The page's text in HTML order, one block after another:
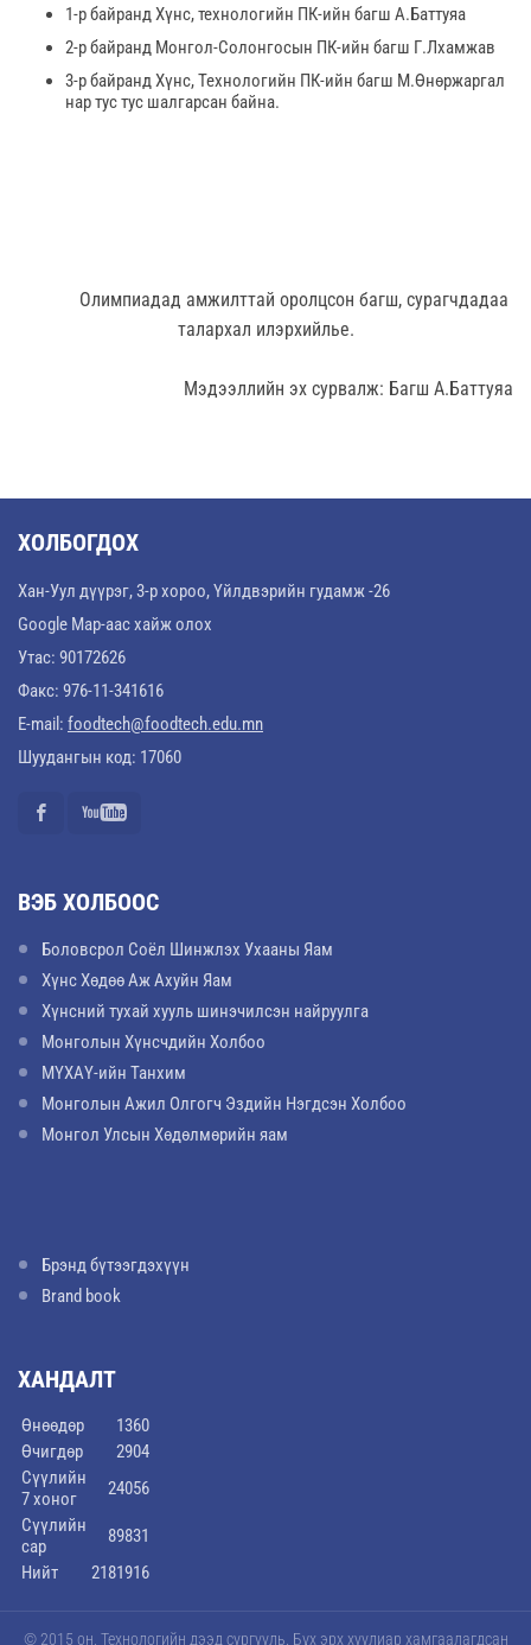
1-р байранд Хүнс, технологийн ПК-ийн багш А.Баттуяа
2-р байранд Монгол-Солонгосын ПК-ийн багш Г.Лхамжав
3-р байранд Хүнс, Технологийн ПК-ийн багш М.Өнөржаргал
нар тус тус шалгарсан байна.
Олимпиадад амжилттай оролцсон багш, сурагчдадаа
талархал илэрхийлье.
Мэдээллийн эх сурвалж: Багш А.Баттуяа
ХОЛБОГДОХ
Хан-Уул дүүрэг, 3-р хороо, Үйлдвэрийн гудамж -26
Google Map-аас хайж олох
Утас: 90172626
Факс: 976-11-341616
E-mail: foodtech@foodtech.edu.mn
Шуудангын код: 17060
ВЭБ ХОЛБООС
Боловсрол Соёл Шинжлэх Ухааны Яам
Хүнс Хөдөө Аж Ахуйн Яам
Хүнсний тухай хууль шинэчилсэн найруулга
Монголын Хүнсчдийн Холбоо
МҮХАҮ-ийн Танхим
Монголын Ажил Олгогч Эздийн Нэгдсэн Холбоо
Монгол Улсын Хөдөлмөрийн яам
Брэнд бүтээгдэхүүн
Brand book
ХАНДАЛТ
Өнөөдөр
1360
Өчигдөр
2904
Сүүлийн
7 хоног
24056
Сүүлийн
сар
89831
Нийт
2181916
© 2015 он, Технологийн дээд сургууль. Бүх эрх хуулиар хамгаалагдсан